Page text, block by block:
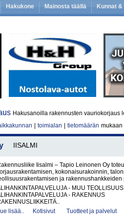
Hakukone Mainosta täällä Kunnat
Hakusanoilla rakennusten vauriokorjaus
toimialan tietomäärän mukaan
IISALMI
Iisalmi – Tapio Leinonen Oy
kokonaisurakoinnin,
ja
- MUU TEOLLISUUS
- RAKENNUS
lisää..
Kotisivut Tuotteet ja palvelut